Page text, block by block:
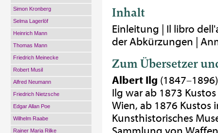
Simon Kronberg
Selma Lagerlöf
Heinrich Mann
Thomas Mann
Friedrich Meinecke
Robert Musil
Alfred Neumann
Friedrich Nietzsche
Edgar Allan Poe
Wilhelm Raabe
Rainer Maria Rilke
Inhalt
Einleitung | Il libro
der Abkürzungen |
Zum Übersetzer
Albert Ilg
Ilg war ab 1873
Wien, ab 1876 Kustos
Kunsthistorisches